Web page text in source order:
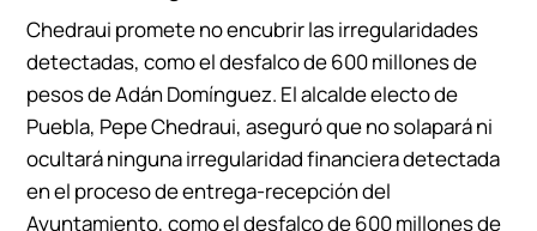
Chedraui promete no encubrir las irregularidades
detectadas, como el desfalco de 600 millones de
pesos de Adán Domínguez. El alcalde electo de
Puebla, Pepe Chedraui, aseguró que no solapará ni
ocultará ninguna irregularidad financiera detectada
en el proceso de entrega-recepción del
Ayuntamiento, como el desfalco de 600 millones de